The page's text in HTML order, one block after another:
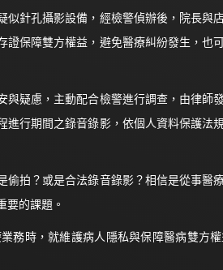
針孔攝影設備，經檢警偵辦後，院長與
保障雙方權益，避免醫療糾紛發生，也
疑慮，主動配合檢警進行調查，由律師
行期間之錄音錄影，依個人資料保護法
拍？或是合法錄音錄影？相信是從事醫
要的課題。
時，就維護病人隱私與保障醫病雙方